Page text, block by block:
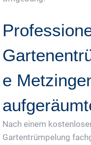
e
Nach einem
Gartentrümpelung